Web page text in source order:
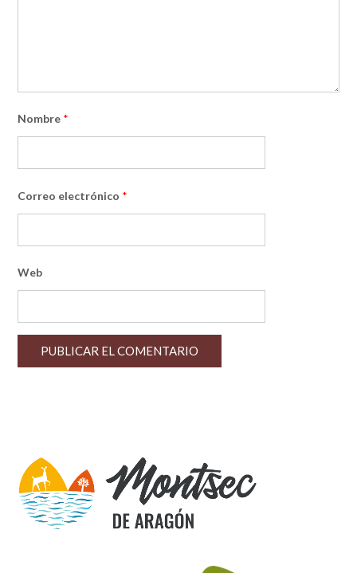
Nombre *
Correo electrónico *
Web